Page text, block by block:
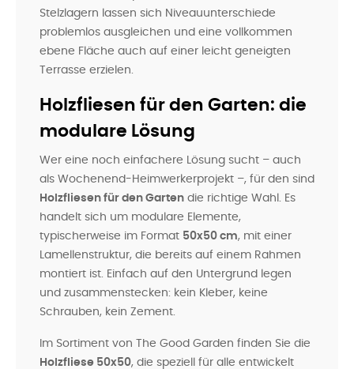
Stelzlagern lassen sich Niveauunterschiede
problemlos ausgleichen und eine vollkommen
ebene Fläche auch auf einer leicht geneigten
Terrasse erzielen.
Holzfliesen für den Garten: die
modulare Lösung
Wer eine noch einfachere Lösung sucht – auch
als Wochenend-Heimwerkerprojekt –, für den sind
Holzfliesen für den Garten die richtige Wahl. Es
handelt sich um modulare Elemente,
typischerweise im Format 50x50 cm, mit einer
Lamellenstruktur, die bereits auf einem Rahmen
montiert ist. Einfach auf den Untergrund legen
und zusammenstecken: kein Kleber, keine
Schrauben, kein Zement.
Im Sortiment von The Good Garden finden Sie die
Holzfliese 50x50, die speziell für alle entwickelt